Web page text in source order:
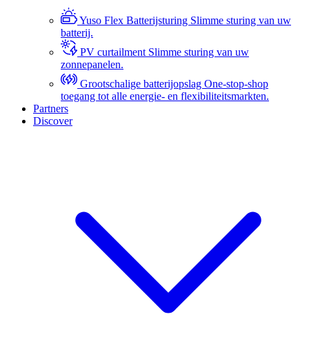
Yuso Flex Batterijsturing Slimme sturing van uw
batterij.
PV curtailment Slimme sturing van uw
zonnepanelen.
Grootschalige batterijopslag One-stop-shop
toegang tot alle energie- en flexibiliteitsmarkten.
Partners
Discover